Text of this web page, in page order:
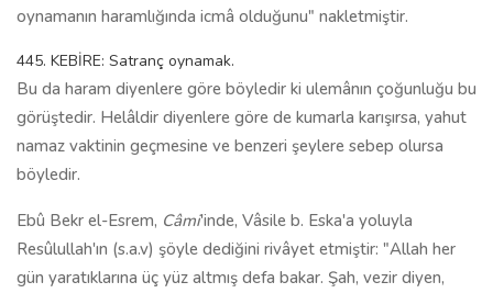
oynamanın haramlığında icmâ olduğunu" nakletmiştir.
445. KEBİRE: Satranç oynamak.
Bu da haram diyenlere göre böyledir ki ulemânın çoğunluğu bu
görüştedir. Helâldir diyenlere göre de kumarla karışırsa, yahut
namaz vaktinin geçmesine ve benzeri şeylere sebep olursa
böyledir.
Ebû Bekr el-Esrem, Câmi'inde, Vâsile b. Eska'a yoluyla
Resûlullah'ın (s.a.v) şöyle dediğini rivâyet etmiştir: "Allah her
gün yaratıklarına üç yüz altmış defa bakar. Şah, vezir diyen,